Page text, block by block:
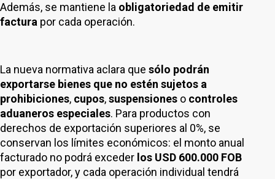
Además, se mantiene la obligatoriedad de emitir
factura por cada operación.
La nueva normativa aclara que sólo podrán
exportarse bienes que no estén sujetos a
prohibiciones, cupos,suspensiones o controles
aduaneros especiales. Para productos con
derechos de exportación superiores al 0%, se
conservan los límites económicos: el monto anual
facturado no podrá exceder los USD 600.000 FOB
por exportador, y cada operación individual tendrá